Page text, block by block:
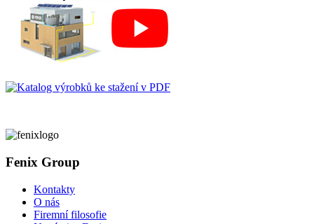
Fenix Group
Kontakty
O nás
Firemní filosofie